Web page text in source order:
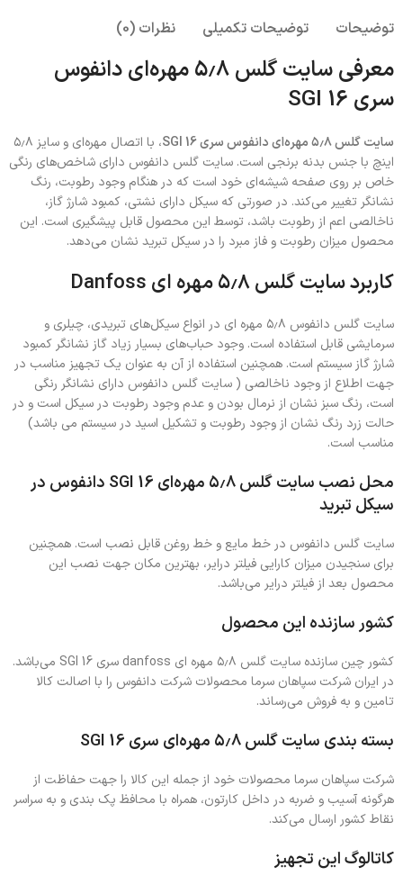
توضیحات توضیحات تکمیلی نظرات (0)
معرفی سایت گلس ۵٫۸ مهره‌ای دانفوس
سری SGI 16
سایت گلس ۵٫۸ مهره‌ای دانفوس سری SGI 16
، با اتصال مهره‌ای و سایز ۵٫۸
اینچ با جنس بدنه برنجی است. سایت گلس دانفوس دارای شاخص‌های رنگی
خاص بر روی صفحه شیشه‌ای خود است که در هنگام وجود رطوبت، رنگ
نشانگر تغییر می‌کند. در صورتی که سیکل دارای نشتی، کمبود شارژ گاز،
ناخالصی اعم از رطوبت باشد، توسط این محصول قابل پیشگیری است. این
محصول میزان رطوبت و فاز مبرد را در سیکل تبرید نشان می‌دهد.
کاربرد سایت گلس ۵٫۸ مهره ای Danfoss
سایت گلس دانفوس ۵٫۸ مهره ای در انواع سیکل‌های تبریدی، چیلری و
سرمایشی قابل استفاده است. وجود حباب‌های بسیار زیاد گاز نشانگر کمبود
شارژ گاز سیستم است. همچنین استفاده از آن به عنوان یک تجهیز مناسب در
جهت اطلاع از وجود ناخالصی ( سایت گلس دانفوس دارای نشانگر رنگی
است، رنگ سبز نشان از نرمال بودن و عدم وجود رطوبت در سیکل است و در
حالت زرد رنگ نشان از وجود رطوبت و تشکیل اسید در سیستم می باشد)
مناسب است.
محل نصب سایت گلس ۵٫۸ مهره‌ای SGI 16 دانفوس در
سیکل تبرید
سایت گلس دانفوس در خط مایع و خط روغن قابل نصب است. همچنین
برای سنجیدن میزان کارایی فیلتر درایر، بهترین مکان جهت نصب این
محصول بعد از فیلتر درایر می‌باشد.
کشور سازنده این محصول
کشور چین سازنده سایت گلس ۵٫۸ مهره ای danfoss سری SGI 16 می‌باشد.
در ایران شرکت سپاهان سرما محصولات شرکت دانفوس را با اصالت کالا
تامین و به فروش می‌رساند.
بسته بندی سایت گلس ۵٫۸ مهره‌ای سری SGI 16
شرکت سپاهان سرما محصولات خود از جمله این کالا را جهت حفاظت از
هرگونه آسیب و ضربه در داخل کارتون، همراه با محافظ پک بندی و به سراسر
نقاط کشور ارسال می‌کند.
کاتالوگ این تجهیز